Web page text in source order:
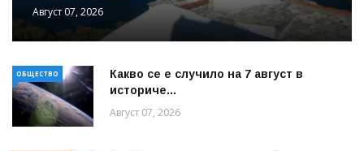
Август 07, 2026
ОБЩЕСТВО
Какво се е случило на 7 август в
историче...
Август 07, 2026